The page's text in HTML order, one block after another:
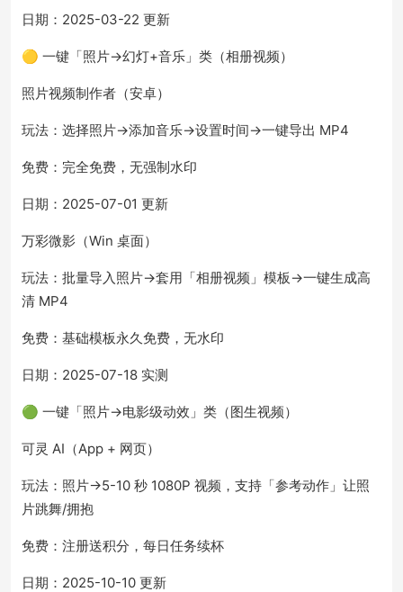
日期：2025-03-22 更新
🟡 一键「照片→幻灯+音乐」类（相册视频）
照片视频制作者（安卓）
玩法：选择照片→添加音乐→设置时间→一键导出 MP4
免费：完全免费，无强制水印
日期：2025-07-01 更新
万彩微影（Win 桌面）
玩法：批量导入照片→套用「相册视频」模板→一键生成高
清 MP4
免费：基础模板永久免费，无水印
日期：2025-07-18 实测
🟢 一键「照片→电影级动效」类（图生视频）
可灵 AI（App + 网页）
玩法：照片→5-10 秒 1080P 视频，支持「参考动作」让照
片跳舞/拥抱
免费：注册送积分，每日任务续杯
日期：2025-10-10 更新